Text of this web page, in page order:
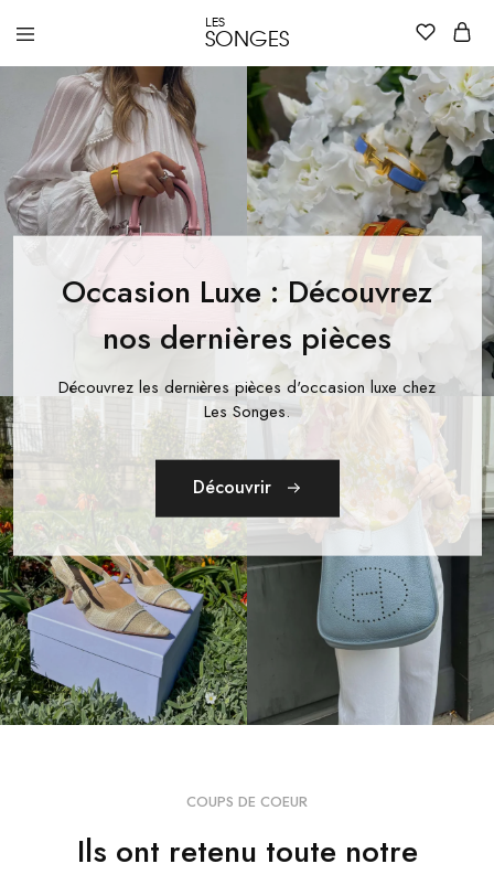
SONGES
LES
vente
de
vêtements
et
accessoires
de
luxe
pour
femme
à
Les
Songes
vente
de
vêtements
et
accessoires
de
luxe
pour
femme
à
Occasion Luxe : Découvrez
nos dernières pièces
Découvrez les dernières pièces d'occasion luxe chez
Les Songes.
Découvrir
COUPS DE COEUR
Ils ont retenu toute notre